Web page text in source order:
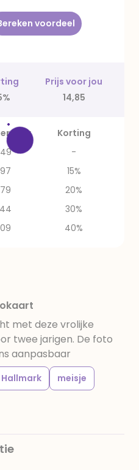
voordeel
Prijs voor jou
14,85
stuk
Korting
-
15%
20%
30%
40%
met deze vrolijke
twee jarigen. De foto
aanpasbaar
Hallmark
meisje